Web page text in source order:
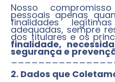
Nosso
pessoais apenas
finalidades
adequadas, sempre
dos titulares e os
finalidade,
segurança e
2. Dados que